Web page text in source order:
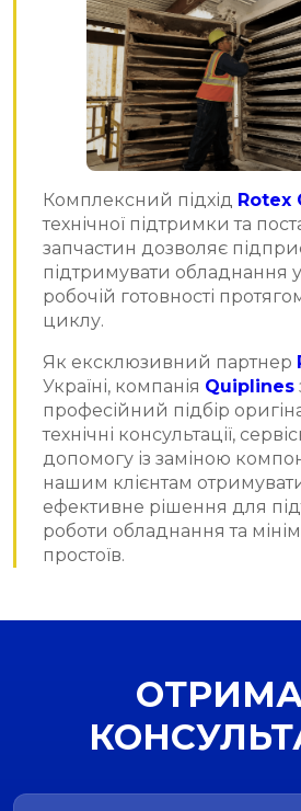
Комплексний підхід Rotex
технічної підтримки та
запчастин дозволяє
підтримувати обладнання
робочій готовності
циклу.
Як ексклюзивний партнер
Україні, компанія Quiplines
професійний підбір
технічні консультації,
допомогу із заміною
нашим клієнтам
ефективне рішення для
роботи обладнання та
простоїв.